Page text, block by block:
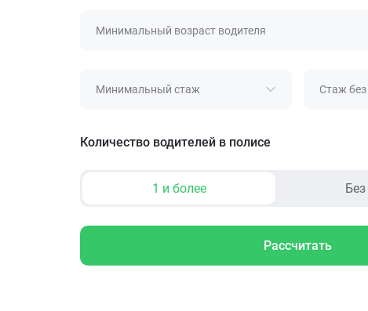
Минимальный возраст водителя
Минимальный стаж Стаж
Количество водителей в полисе
1 и более
Рассчитать